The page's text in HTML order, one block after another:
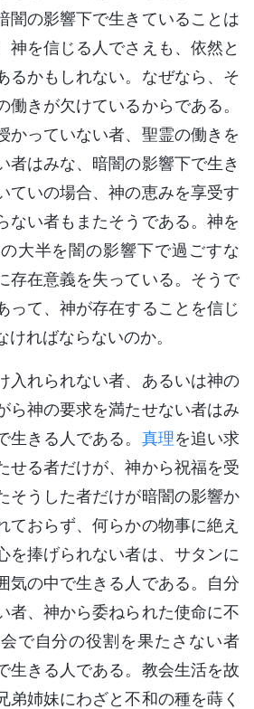
闇の影響下で生きていることは
神を信じる人でさえも、依然と
るかもしれない。なぜなら、そ
働きが欠けているからである。
かっていない者、聖霊の働きを
者はみな、暗闇の影響下で生き
ていの場合、神の恵みを享受す
ない者もまたそうである。神を
大半を闇の影響下で過ごすな
存在意義を失っている。そうで
って、神が存在することを信じ
ればならないのか。
入れられない者、あるいは神の
ら神の要求を満たせない者はみ
生きる人である。 真理を追い求
せる者だけが、神から祝福を受
そうした者だけが暗闇の影響か
ておらず、何らかの物事に絶え
を捧げられない者は、サタンに
気の中で生きる人である。自分
者、神から委ねられた使命に不
で自分の役割を果たさない者
生きる人である。教会生活を故
弟姉妹にわざと不和の種を蒔く